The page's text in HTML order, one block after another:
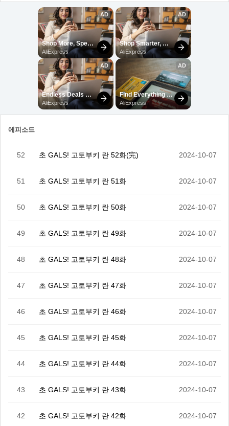
에피소드
52 초 GALS! 고토부키 란 52화(完) 2024-10-07
51 초 GALS! 고토부키 란 51화 2024-10-07
50 초 GALS! 고토부키 란 50화 2024-10-07
49 초 GALS! 고토부키 란 49화 2024-10-07
48 초 GALS! 고토부키 란 48화 2024-10-07
47 초 GALS! 고토부키 란 47화 2024-10-07
46 초 GALS! 고토부키 란 46화 2024-10-07
45 초 GALS! 고토부키 란 45화 2024-10-07
44 초 GALS! 고토부키 란 44화 2024-10-07
43 초 GALS! 고토부키 란 43화 2024-10-07
42 초 GALS! 고토부키 란 42화 2024-10-07